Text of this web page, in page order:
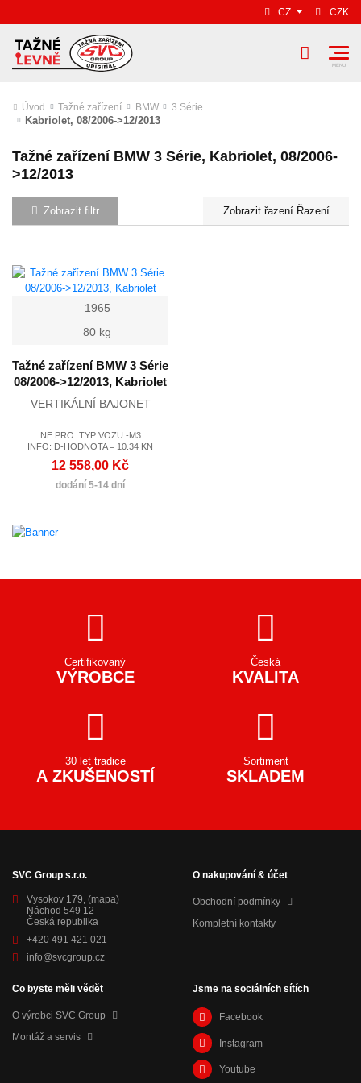
CZ CZK
Úvod Tažné zařízení BMW 3 Série
Kabriolet, 08/2006->12/2013
Tažné zařízení BMW 3 Série, Kabriolet, 08/2006-
>12/2013
Zobrazit filtr Řazení
1965
80 kg
Tažné zařízení BMW 3 Série
08/2006->12/2013, Kabriolet
VERTIKÁLNÍ BAJONET
NE PRO: TYP VOZU -M3
INFO: D-HODNOTA = 10.34 KN
12 558,00 Kč
dodání 5-14 dní
Certifikovaný
VÝROBCE
Česká
KVALITA
30 let tradice
A ZKUŠENOSTÍ
Sortiment
SKLADEM
SVC Group s.r.o.
Vysokov 179, (mapa)
Náchod 549 12
Česká republika
+420 491 421 021
info@svcgroup.cz
O nakupování & účet
Obchodní podmínky
Kompletní kontakty
Co byste měli vědět
O výrobci SVC Group
Montáž a servis
Jsme na sociálních sítích
Facebook
Instagram
Youtube